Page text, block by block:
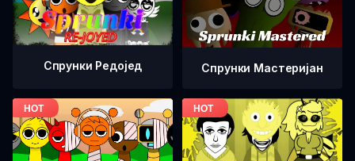
Спрунки Редоjед Спрунки Мастеријан